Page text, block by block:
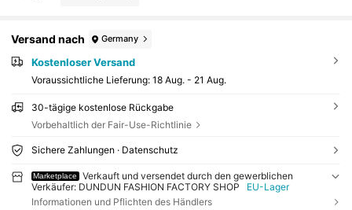
Versand nach Germany
Kostenloser Versand
Voraussichtliche Lieferung: 18 Aug. - 21 Aug.
30-tägige kostenlose Rückgabe
Vorbehaltlich der Fair-Use-Richtlinie
Sichere Zahlungen · Datenschutz
Marketplace
Verkauft und versendet durch den gewerblichen
Verkäufer: DUNDUN FASHION FACTORY SHOP
EU-Lager
Informationen und Pflichten des Händlers